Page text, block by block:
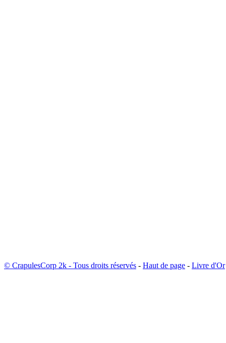
© CrapulesCorp 2k - Tous droits réservés - Haut de page - Livre d'Or